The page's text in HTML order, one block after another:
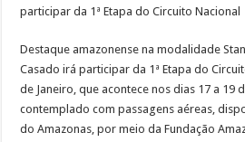
participar da 1ª Etapa do Circuito Nacional
Destaque amazonense na modalidade
Casado irá participar da 1ª Etapa do
de Janeiro, que acontece nos dias 17 a 19
contemplado com passagens aéreas,
do Amazonas, por meio da Fundação